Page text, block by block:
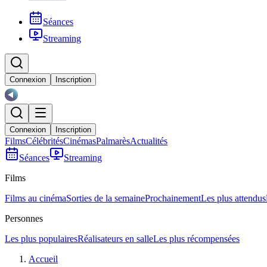
Séances
Streaming
Connexion Inscription
Connexion Inscription
FilmsCélébritésCinémasPalmarèsActualités
Séances
Streaming
Films
Films au cinémaSorties de la semaineProchainementLes plus attendus
Personnes
Les plus populairesRéalisateurs en salleLes plus récompensées
Accueil